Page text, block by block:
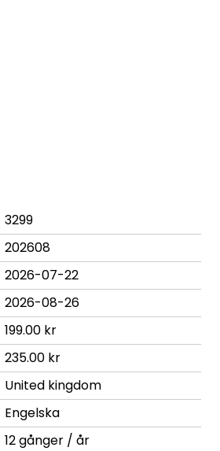
3299
202608
2026-07-22
2026-08-26
199.00 kr
235.00 kr
United kingdom
Engelska
12 gånger / år